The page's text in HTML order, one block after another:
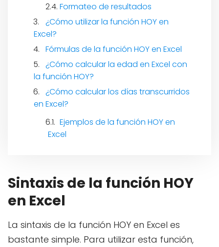
Formateo de resultados
¿Cómo utilizar la función HOY en
Excel?
Fórmulas de la función HOY en Excel
¿Cómo calcular la edad en Excel con
la función HOY?
¿Cómo calcular los días transcurridos
en Excel?
Ejemplos de la función HOY en
Excel
Sintaxis de la función HOY
en Excel
La sintaxis de la función HOY en Excel es
bastante simple. Para utilizar esta función,